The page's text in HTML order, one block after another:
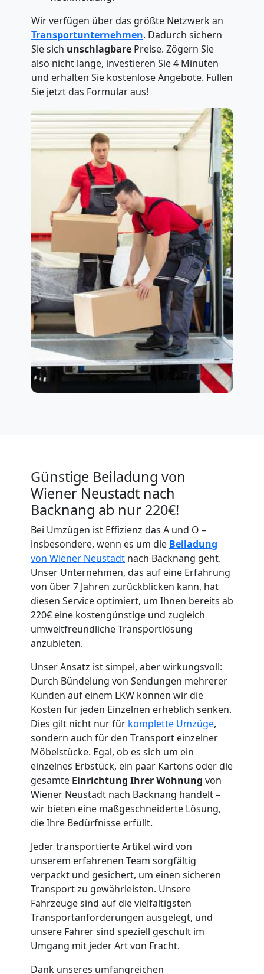
Wir verfügen über das größte Netzwerk an
Transportunternehmen. Dadurch sichern
Sie sich unschlagbare Preise. Zögern Sie
also nicht lange, investieren Sie 4 Minuten
und erhalten Sie kostenlose Angebote. Füllen
Sie jetzt das Formular aus!
Günstige Beiladung von
Wiener Neustadt nach
Backnang ab nur 220€!
Bei Umzügen ist Effizienz das A und O –
insbesondere, wenn es um die Beiladung
von Wiener Neustadt nach Backnang geht.
Unser Unternehmen, das auf eine Erfahrung
von über 7 Jahren zurückblicken kann, hat
diesen Service optimiert, um Ihnen bereits ab
220€ eine kostengünstige und zugleich
umweltfreundliche Transportlösung
anzubieten.
Unser Ansatz ist simpel, aber wirkungsvoll:
Durch Bündelung von Sendungen mehrerer
Kunden auf einem LKW können wir die
Kosten für jeden Einzelnen erheblich senken.
Dies gilt nicht nur für komplette Umzüge,
sondern auch für den Transport einzelner
Möbelstücke. Egal, ob es sich um ein
einzelnes Erbstück, ein paar Kartons oder die
gesamte Einrichtung Ihrer Wohnung von
Wiener Neustadt nach Backnang handelt –
wir bieten eine maßgeschneiderte Lösung,
die Ihre Bedürfnisse erfüllt.
Jeder transportierte Artikel wird von
unserem erfahrenen Team sorgfältig
verpackt und gesichert, um einen sicheren
Transport zu gewährleisten. Unsere
Fahrzeuge sind auf die vielfältigsten
Transportanforderungen ausgelegt, und
unsere Fahrer sind speziell geschult im
Umgang mit jeder Art von Fracht.
Dank unseres umfangreichen
Umzugshelfer
Wiener
Neustadt
Möbeltaxi
Wiener
Neustadt
Kleintransport
Wiener
Neustadt
Möbelmontage
Wiener
Neustadt